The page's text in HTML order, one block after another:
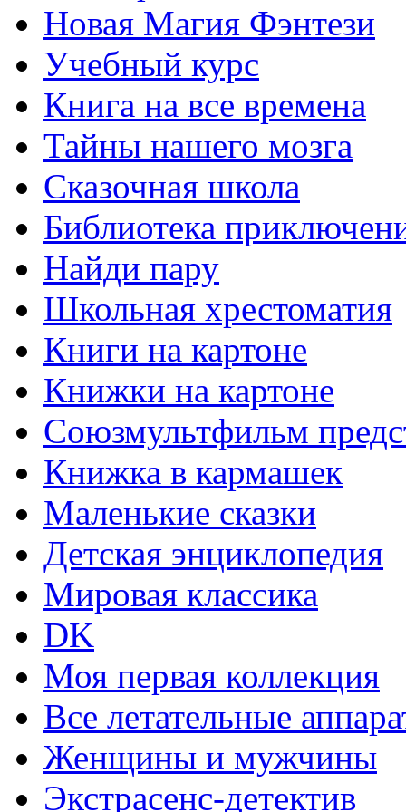
Новая Магия Фэнтези
Учебный курс
Книга на все времена
Тайны нашего мозга
Сказочная школа
Библиотека
Найди пару
Школьная хрестоматия
Книги на картоне
Книжки на картоне
Союзмультфильм
Книжка в кармашек
Маленькие сказки
Детская энциклопедия
Мировая классика
DK
Моя первая коллекция
Все летательные
Женщины и мужчины
Экстрасенс-детектив